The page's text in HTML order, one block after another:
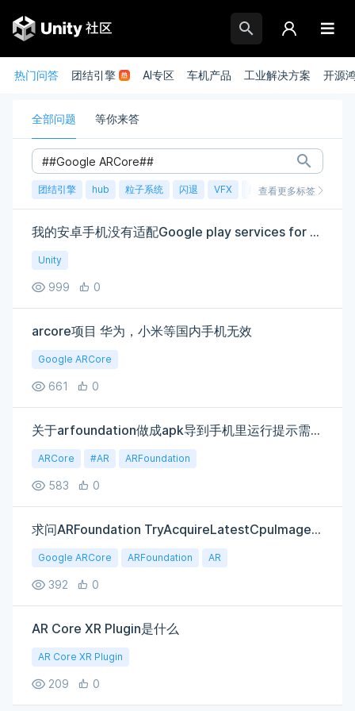
热门问答 团结引擎 AI专区 车机产品 工业解决方案 开源
全部问题 等你来答
团结引擎 hub 粒子系统 闪退 VFX 崩溃 账号 渲染
查看更多标签
我的安卓手机没有适配Google play services for AR该怎么办呢？
Unity
999 0
arcore项目 华为，小米等国内手机无效
Google ARCore
661 0
关于arfoundation做成apk导到手机里运行提示需要最新的arcore
ARCore #AR ARFoundation
583 0
求问ARFoundation TryAcquireLatestCpuImage相关问题
Google ARCore ARFoundation AR
392 0
AR Core XR Plugin是什么
AR Core XR Plugin
209 0